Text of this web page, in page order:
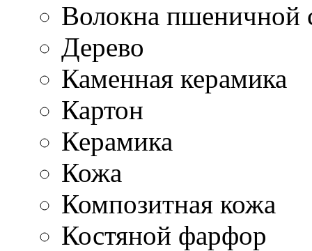
Волокна пшеничной
Дерево
Каменная керамика
Картон
Керамика
Кожа
Композитная кожа
Костяной фарфор